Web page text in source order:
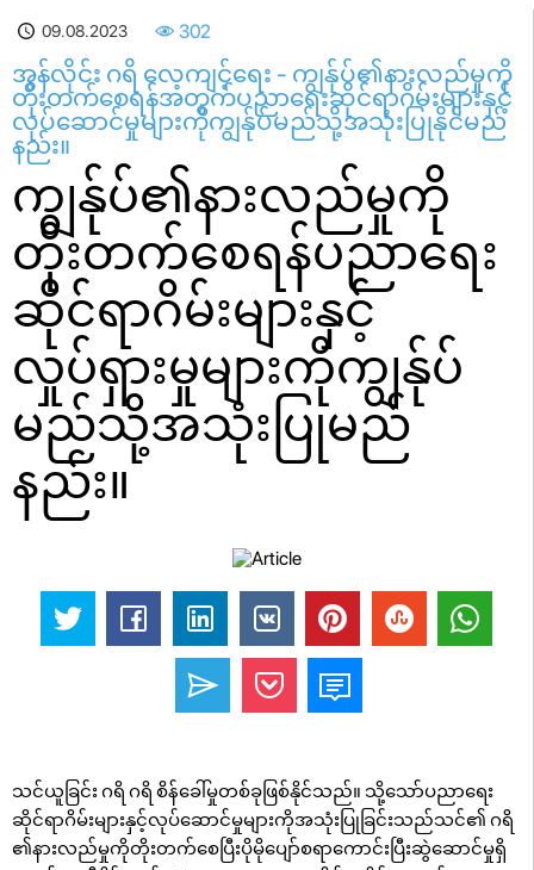
09.08.2023 302
အွန်လိုင်း ဂရိ လေ့ကျင့်ရေး - ကျွန်ုပ်၏နားလည်မှုကို
တိုးတက်စေရန်အတွက်ပညာရေးဆိုင်ရာဂိမ်းများနှင့်
လုပ်ဆောင်မှုများကိုကျွန်ုပ်မည်သို့အသုံးပြုနိုင်မည်
နည်း။
ကျွန်ုပ်၏နားလည်မှုကို
တိုးတက်စေရန်ပညာရေး
ဆိုင်ရာဂိမ်းများနှင့်
လှုပ်ရှားမှုများကိုကျွန်ုပ်
မည်သို့အသုံးပြုမည်
နည်း။
သင်ယူခြင်း ဂရိ ဂရိ စိန်ခေါ်မှုတစ်ခုဖြစ်နိုင်သည်။ သို့သော်ပညာရေး
ဆိုင်ရာဂိမ်းများနှင့်လုပ်ဆောင်မှုများကိုအသုံးပြုခြင်းသည်သင်၏ ဂရိ
၏နားလည်မှုကိုတိုးတက်စေပြီးပိုမိုပျော်စရာကောင်းပြီးဆွဲဆောင်မှုရှိ